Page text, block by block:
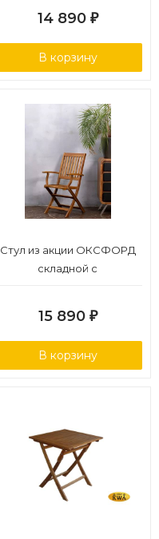
14 890 ₽
В корзину
Стул из акции ОКСФОРД
складной с
15 890 ₽
В корзину